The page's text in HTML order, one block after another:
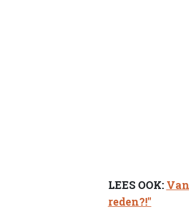
LEES OOK:
reden?!"